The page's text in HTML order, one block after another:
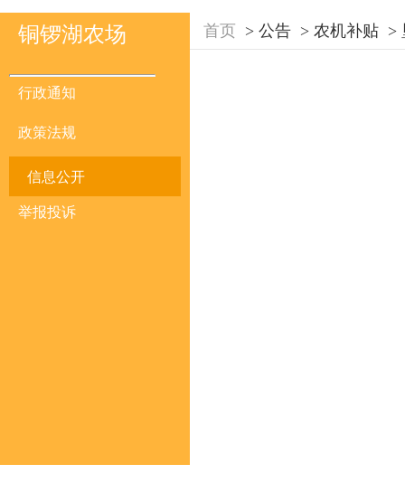
铜锣湖农场
行政通知
政策法规
信息公开
举报投诉
首页 > 公告 > 农机补贴 >